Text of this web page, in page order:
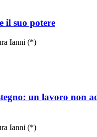
il suo potere
Ianni (*)
un lavoro non
Ianni (*)